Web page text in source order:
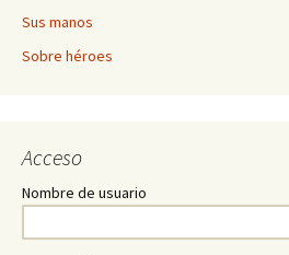
Sus manos
Sobre héroes
Acceso
Nombre de usuario